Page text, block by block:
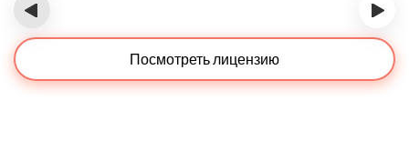
‹ ›
Посмотреть лицензию